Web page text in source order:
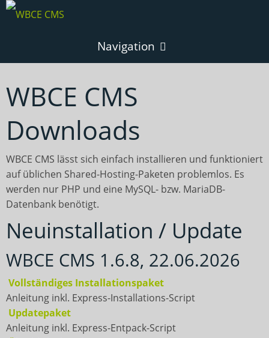
Navigation
WBCE CMS installieren
WBCE CMS aktualisieren
Module und Erweiterungen
Templates
Forum
Hilfe / Benutzerdokumentation
News & Infos
Blog
Newsletterachiv
Zeitleiste
Kontakt
WBCE unterstützen
WBCE CMS
Downloads
WBCE CMS lässt sich einfach installieren und funktioniert
auf üblichen Shared-Hosting-Paketen problemlos. Es
werden nur PHP und eine MySQL- bzw. MariaDB-
Datenbank benötigt.
Neuinstallation / Update
WBCE CMS 1.6.8, 22.06.2026
Vollständiges Installationspaket
Anleitung inkl. Express-Installations-Script
Updatepaket
Anleitung inkl. Express-Entpack-Script